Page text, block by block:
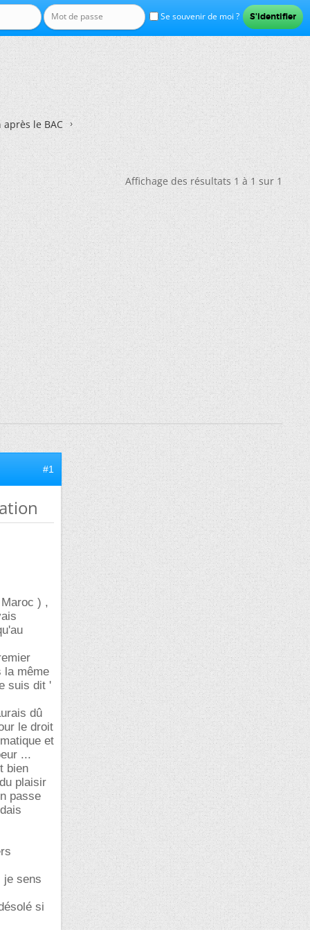
Se souvenir de moi ?
le BAC
Affichage des résultats 1 à 1 sur 1
#1
) ,
la même
suis dit '
dû
le droit
et
...
bien
plaisir
passe
je sens
si